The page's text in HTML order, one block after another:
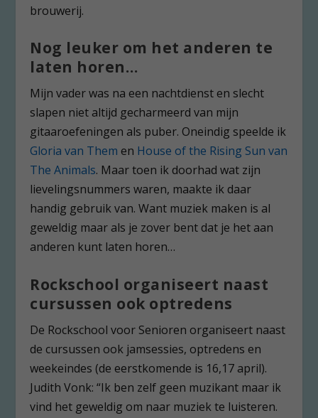
brouwerij.
Nog leuker om het anderen te
laten horen…
Mijn vader was na een nachtdienst en slecht
slapen niet altijd gecharmeerd van mijn
gitaaroefeningen als puber. Oneindig speelde ik
Gloria van Them en House of the Rising Sun van
The Animals. Maar toen ik doorhad wat zijn
lievelingsnummers waren, maakte ik daar
handig gebruik van. Want muziek maken is al
geweldig maar als je zover bent dat je het aan
anderen kunt laten horen…
Rockschool organiseert naast
cursussen ook optredens
De Rockschool voor Senioren organiseert naast
de cursussen ook jamsessies, optredens en
weekeindes (de eerstkomende is 16,17 april).
Judith Vonk: “Ik ben zelf geen muzikant maar ik
vind het geweldig om naar muziek te luisteren.